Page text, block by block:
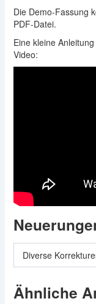
Die Demo-Fassung
PDF-Datei.
Eine kleine
Video:
Diverse
Ähnliche